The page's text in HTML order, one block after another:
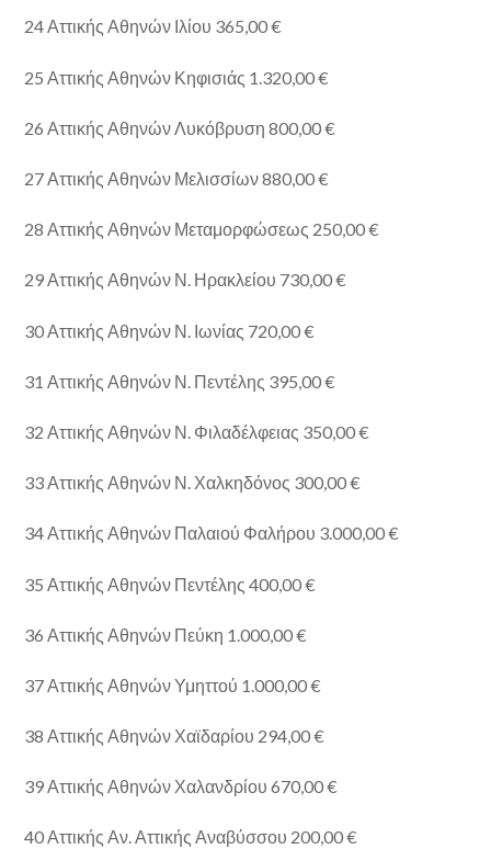
24 Αττικής Αθηνών Ιλίου 365,00 €
25 Αττικής Αθηνών Κηφισιάς 1.320,00 €
26 Αττικής Αθηνών Λυκόβρυση 800,00 €
27 Αττικής Αθηνών Μελισσίων 880,00 €
28 Αττικής Αθηνών Μεταμορφώσεως 250,00 €
29 Αττικής Αθηνών Ν. Ηρακλείου 730,00 €
30 Αττικής Αθηνών Ν. Ιωνίας 720,00 €
31 Αττικής Αθηνών Ν. Πεντέλης 395,00 €
32 Αττικής Αθηνών Ν. Φιλαδέλφειας 350,00 €
33 Αττικής Αθηνών Ν. Χαλκηδόνος 300,00 €
34 Αττικής Αθηνών Παλαιού Φαλήρου 3.000,00 €
35 Αττικής Αθηνών Πεντέλης 400,00 €
36 Αττικής Αθηνών Πεύκη 1.000,00 €
37 Αττικής Αθηνών Υμηττού 1.000,00 €
38 Αττικής Αθηνών Χαϊδαρίου 294,00 €
39 Αττικής Αθηνών Χαλανδρίου 670,00 €
40 Αττικής Αν. Αττικής Αναβύσσου 200,00 €